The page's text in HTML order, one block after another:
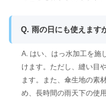
Q. 雨の日にも使えます
A. はい、はっ水加工を施
けます。ただし、縫い目
ます。また、傘生地の素
め、長時間の雨天下の使